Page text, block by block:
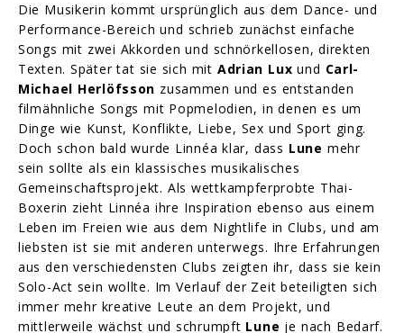
Die Musikerin kommt ursprünglich aus dem Dance- und
Performance-Bereich und schrieb zunächst einfache
Songs mit zwei Akkorden und schnörkellosen, direkten
Texten. Später tat sie sich mit Adrian Lux und Carl-
Michael Herlöfsson zusammen und es entstanden
filmähnliche Songs mit Popmelodien, in denen es um
Dinge wie Kunst, Konflikte, Liebe, Sex und Sport ging.
Doch schon bald wurde Linnéa klar, dass Lune mehr
sein sollte als ein klassisches musikalisches
Gemeinschaftsprojekt. Als wettkampferprobte Thai-
Boxerin zieht Linnéa ihre Inspiration ebenso aus einem
Leben im Freien wie aus dem Nightlife in Clubs, und am
liebsten ist sie mit anderen unterwegs. Ihre Erfahrungen
aus den verschiedensten Clubs zeigten ihr, dass sie kein
Solo-Act sein wollte. Im Verlauf der Zeit beteiligten sich
immer mehr kreative Leute an dem Projekt, und
mittlerweile wächst und schrumpft Lune je nach Bedarf.